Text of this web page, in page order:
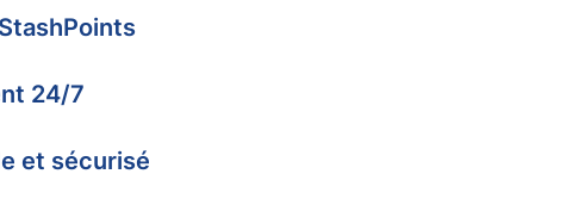
24/7
et sécurisé